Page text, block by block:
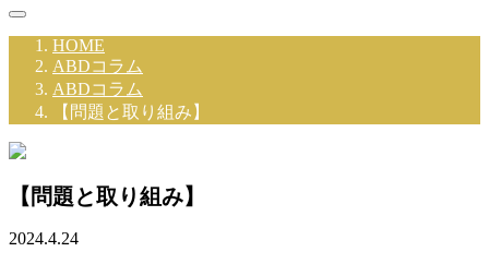
HOME
ABDコラム
ABDコラム
【問題と取り組み】
【問題と取り組み】
2024.4.24